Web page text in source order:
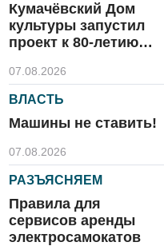
Кумачёвский Дом
культуры запустил
проект к 80-летию
07.08.2026
ВЛАСТЬ
Машины не ставить!
07.08.2026
РАЗЪЯСНЯЕМ
Правила для
сервисов аренды
электросамокатов